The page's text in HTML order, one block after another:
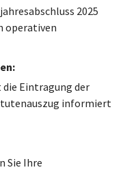
2025
operativen
Eintragung der
informiert
Sie Ihre